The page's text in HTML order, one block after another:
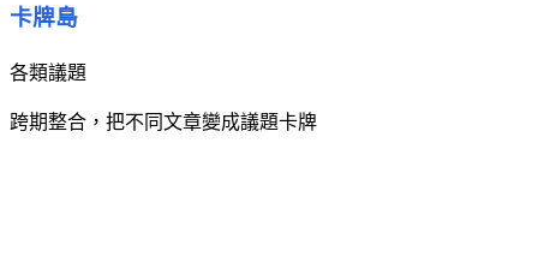
卡牌島
各類議題
跨期整合，把不同文章變成議題卡牌